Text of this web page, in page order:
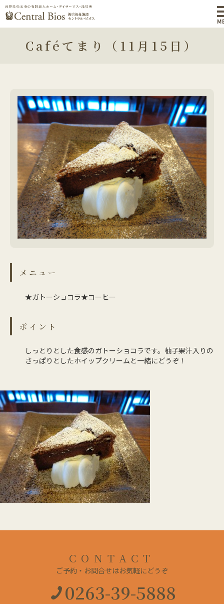
Caféてまり（11月15日）
メニュー
★ガトーショコラ★コーヒー
ポイント
しっとりとした食感のガトーショコラです。柚子果汁入りの
さっぱりとしたホイップクリームと一緒にどうぞ！
CONTACT
ご予約・お問合せはお気軽にどうぞ
0263-39-5888